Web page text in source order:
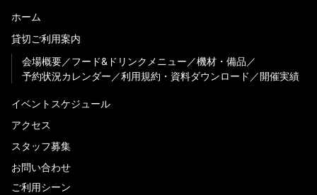
ホーム
貸切ご利用案内
会場概要
フード&ドリンクメニュー
機材・備品
予約状況カレンダー
利用規約・資料ダウンロード 開催実績
イベントスケジュール
アクセス
スタッフ募集
お問い合わせ
ご利用シーン